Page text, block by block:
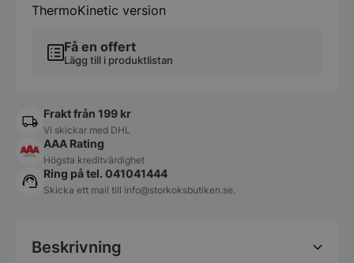
Få en offert
Lägg till i produktlistan
ThermoKinetic version
Frakt från 199 kr
Vi skickar med DHL
AAA Rating
Högsta kreditvärdighet
Ring på tel. 041041444
Skicka ett mail till info@storkoksbutiken.se.
Beskrivning